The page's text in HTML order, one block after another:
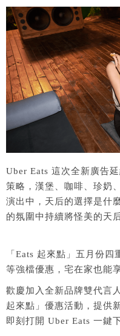
Uber Eats 這次全新廣告
策略，漢堡、咖啡、珍奶
演出中，天后的選擇是什
的氛圍中持續將怪美的天
「Eats 起來點」五月份
等強檔優惠，宅在家也能
歡慶加入全新品牌雙代言
起來點」優惠活動，提供
即刻打開 Uber Eats 一鍵